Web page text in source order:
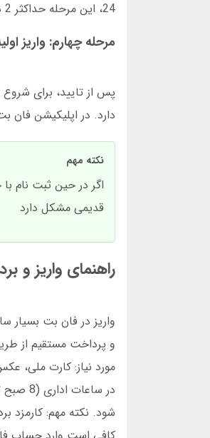
24، این مرحله حداکثر 2 دقیقه طول می کشد
مرحله چهارم: واریز
دارد. در اپلیکیشن فان
نکته مهم
اگر در حین ثبت نام
قدیمی مشکل دارد
راهنمای واریز و
واریز در فان بت بسیار
شود. نکته مهم: کارمزد